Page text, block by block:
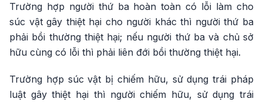
Trường hợp người thứ ba hoàn toàn có lỗi làm cho
súc vật gây thiệt hại cho người khác thì người thứ ba
phải bồi thường thiệt hại; nếu người thứ ba và chủ sở
hữu cùng có lỗi thì phải liên đới bồi thường thiệt hại.
Trường hợp súc vật bị chiếm hữu, sử dụng trái pháp
luật gây thiệt hại thì người chiếm hữu, sử dụng trái